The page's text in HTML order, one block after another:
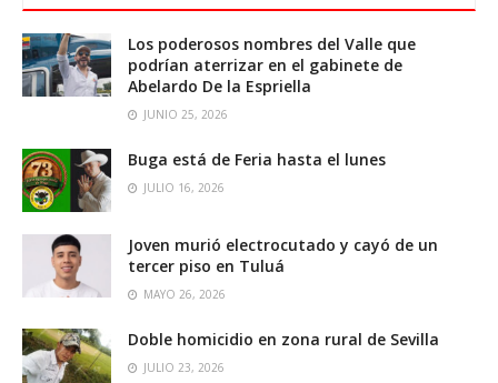
Los poderosos nombres del Valle que
podrían aterrizar en el gabinete de
Abelardo De la Espriella
JUNIO 25, 2026
Buga está de Feria hasta el lunes
JULIO 16, 2026
Joven murió electrocutado y cayó de un
tercer piso en Tuluá
MAYO 26, 2026
Doble homicidio en zona rural de Sevilla
JULIO 23, 2026